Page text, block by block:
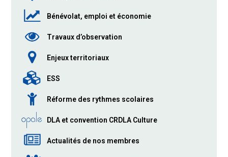
Bénévolat, emploi et économie
Travaux d’observation
Enjeux territoriaux
ESS
Réforme des rythmes scolaires
DLA et convention CRDLA Culture
Actualités de nos membres